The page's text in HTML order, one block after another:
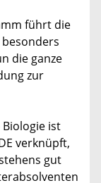
führt die
die ganze
zur
ist
verknüpft,
gut